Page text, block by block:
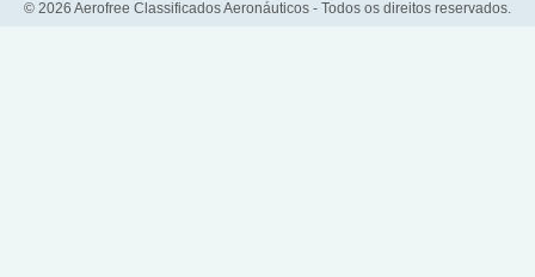
© 2026 Aerofree Classificados Aeronáuticos - Todos os direitos reservados.